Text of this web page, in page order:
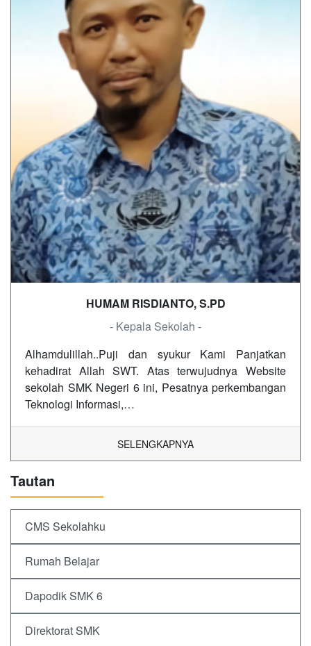
HUMAM RISDIANTO, S.PD
- Kepala Sekolah -
Alhamdulillah..Puji dan syukur Kami Panjatkan
kehadirat Allah SWT. Atas terwujudnya Website
sekolah SMK Negeri 6 ini, Pesatnya perkembangan
Teknologi Informasi,…
SELENGKAPNYA
Tautan
CMS Sekolahku
Rumah Belajar
Dapodik SMK 6
Direktorat SMK